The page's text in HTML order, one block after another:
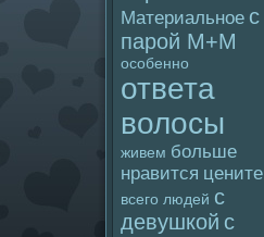
Материальное с
паpoй М+М
особенно
ответа
волoсы
живем больше
нравится цените
всего людей с
девушкой с